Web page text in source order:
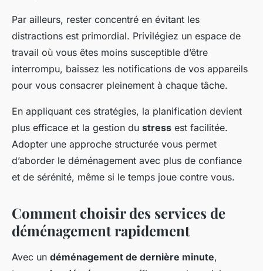
Par ailleurs, rester concentré en évitant les
distractions est primordial. Privilégiez un espace de
travail où vous êtes moins susceptible d’être
interrompu, baissez les notifications de vos appareils
pour vous consacrer pleinement à chaque tâche.
En appliquant ces stratégies, la planification devient
plus efficace et la gestion du stress est facilitée.
Adopter une approche structurée vous permet
d’aborder le déménagement avec plus de confiance
et de sérénité, même si le temps joue contre vous.
Comment choisir des services de
déménagement rapidement
Avec un déménagement de dernière minute,